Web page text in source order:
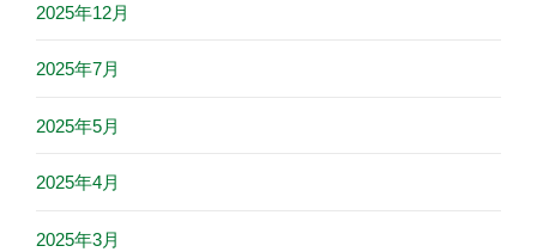
2025年12月
2025年7月
2025年5月
2025年4月
2025年3月